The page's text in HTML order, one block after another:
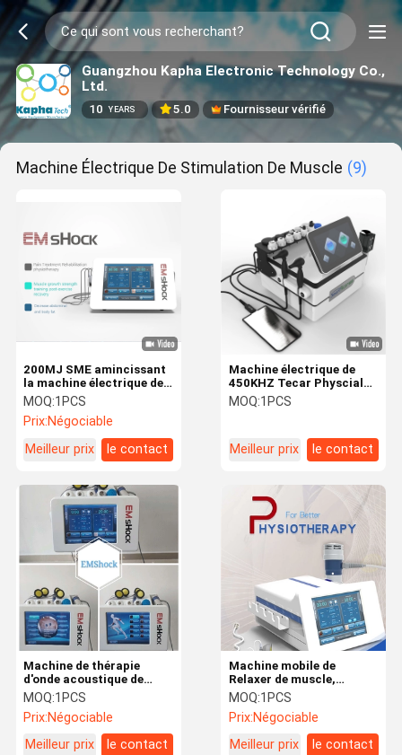
Guangzhou Kapha Electronic Technology Co.,
Ltd.
10 YEARS 5.0 Fournisseur vérifié
Machine Électrique De Stimulation De Muscle (9)
200MJ SME amincissant
la machine électrique de
stimulation de muscle
MOQ:1PCS
Prix:Négociable
Meilleur prix
le contact
Machine électrique de
450KHZ Tecar Physcial
Muslce Stimualtion avec
la thérapie d'onde de choc
MOQ:1PCS
Meilleur prix le contact
Machine de thérapie
d'onde acoustique de
soulagement de la
douleur, machine
d'impulsion de muscle
pour le traitement d'ED
MOQ:1PCS
Prix:Négociable
Meilleur prix
le contact
Machine mobile de
Relaxer de muscle,
machine de décharge
électrique pour l'usage
facile de muscles
MOQ:1PCS
Prix:Négociable
Meilleur prix
le contact